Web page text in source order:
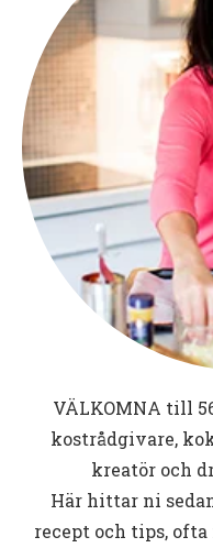
VÄLKOMNA till
kostrådgivare,
kreatör och
Här hittar ni
recept och tips,